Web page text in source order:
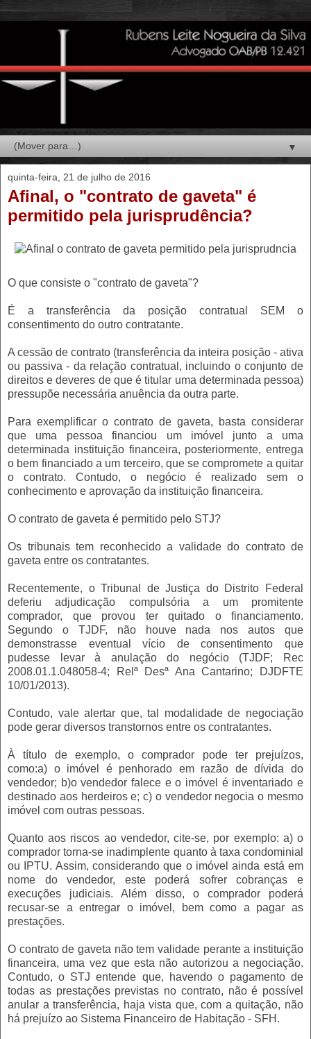
▼
quinta-feira, 21 de julho de 2016
Afinal, o "contrato de gaveta" é
permitido pela jurisprudência?
O que consiste o "contrato de gaveta"?
É a transferência da posição contratual SEM o
consentimento do outro contratante.
A cessão de contrato (transferência da inteira posição - ativa
ou passiva - da relação contratual, incluindo o conjunto de
direitos e deveres de que é titular uma determinada pessoa)
pressupõe necessária anuência da outra parte.
Para exemplificar o contrato de gaveta, basta considerar
que uma pessoa financiou um imóvel junto a uma
determinada instituição financeira, posteriormente, entrega
o bem financiado a um terceiro, que se compromete a quitar
o contrato. Contudo, o negócio é realizado sem o
conhecimento e aprovação da instituição financeira.
O contrato de gaveta é permitido pelo STJ?
Os tribunais tem reconhecido a validade do contrato de
gaveta entre os contratantes.
Recentemente, o Tribunal de Justiça do Distrito Federal
deferiu adjudicação compulsória a um promitente
comprador, que provou ter quitado o financiamento.
Segundo o TJDF, não houve nada nos autos que
demonstrasse eventual vício de consentimento que
pudesse levar à anulação do negócio (TJDF; Rec
2008.01.1.048058-4; Relª Desª Ana Cantarino; DJDFTE
10/01/2013).
Contudo, vale alertar que, tal modalidade de negociação
pode gerar diversos transtornos entre os contratantes.
À título de exemplo, o comprador pode ter prejuízos,
como:a) o imóvel é penhorado em razão de dívida do
vendedor; b)o vendedor falece e o imóvel é inventariado e
destinado aos herdeiros e; c) o vendedor negocia o mesmo
imóvel com outras pessoas.
Quanto aos riscos ao vendedor, cite-se, por exemplo: a) o
comprador torna-se inadimplente quanto à taxa condominial
ou IPTU. Assim, considerando que o imóvel ainda está em
nome do vendedor, este poderá sofrer cobranças e
execuções judiciais. Além disso, o comprador poderá
recusar-se a entregar o imóvel, bem como a pagar as
prestações.
O contrato de gaveta não tem validade perante a instituição
financeira, uma vez que esta não autorizou a negociação.
Contudo, o STJ entende que, havendo o pagamento de
todas as prestações previstas no contrato, não é possível
anular a transferência, haja vista que, com a quitação, não
há prejuízo ao Sistema Financeiro de Habitação - SFH.